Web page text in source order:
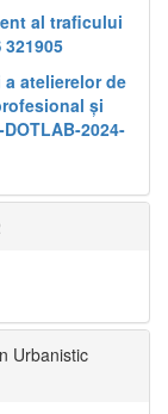
al traficului
atelierelor de
și
2024-
Urbanistic